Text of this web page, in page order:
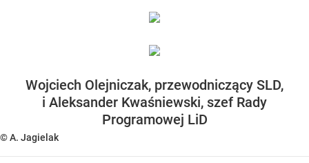
Wojciech Olejniczak, przewodniczący SLD,
i Aleksander Kwaśniewski, szef Rady
Programowej LiD
© A. Jagielak